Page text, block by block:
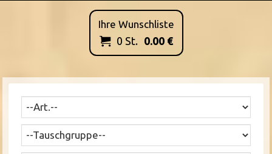
Ihre Wunschliste
 0 St. 0.00€